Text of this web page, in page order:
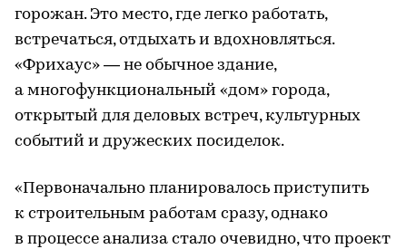
горожан. Это место, где легко работать,
встречаться, отдыхать и вдохновляться.
«Фрихаус» — не обычное здание,
а многофункциональный «дом» города,
открытый для деловых встреч, культурных
событий и дружеских посиделок.
«Первоначально планировалось приступить
к строительным работам сразу, однако
в процессе анализа стало очевидно, что проект